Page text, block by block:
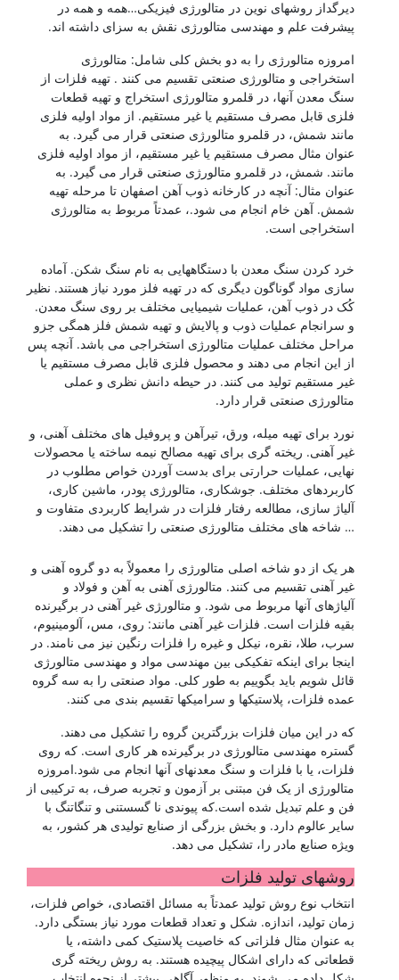
دیرگداز روشهای نوین در متالورژی فیزیکی…همه و همه در
پیشرفت علم و مهندسی متالورژی نقش به سزای داشته اند.
امروزه متالورژی را به دو بخش کلی شامل: متالورژی
استخراجی و متالورژی صنعتی تقسیم می کنند . تهیه فلزات از
سنگ معدن آنها، در قلمرو متالورژی استخراج و تهیه قطعات
فلزی قابل مصرف مستقیم یا غیر مستقیم. از مواد اولیه فلزی
مانند شمش، در قلمرو متالورژی صنعتی قرار می گیرد. به
عنوان مثال مصرف مستقیم یا غیر مستقیم، از مواد اولیه فلزی
مانند. شمش، در قلمرو متالورژی صنعتی قرار می گیرد. به
عنوان مثال: آنچه در کارخانه ذوب آهن اصفهان تا مرحله تهیه
شمش. آهن خام انجام می شود.، عمدتاً مربوط به متالورژی
استخراجی است.
خرد کردن سنگ معدن با دستگاههایی به نام سنگ شکن. آماده
سازی مواد گوناگون دیگری که در تهیه فلز مورد نیاز هستند. نظیر
کُک در ذوب آهن، عملیات شیمیایی مختلف بر روی سنگ معدن.
و سرانجام عملیات ذوب و پالایش و تهیه شمش فلز همگی جزو
مراحل مختلف عملیات متالورژی استخراجی می باشد. آنچه پس
از این انجام می دهند و محصول فلزی قابل مصرف مستقیم یا
غیر مستقیم تولید می کنند. در حیطه دانش نظری و عملی
متالورژی صنعتی قرار دارد.
نورد برای تهیه میله، ورق، تیرآهن و پروفیل های مختلف آهنی، و
غیر آهنی. ریخته گری برای تهیه مصالح نیمه ساخته یا محصولات
نهایی، عملیات حرارتی برای بدست آوردن خواص مطلوب در
کاربردهای مختلف. جوشکاری، متالورژی پودر، ماشین کاری،
آلیاژ سازی، مطالعه رفتار فلزات در شرایط کاربردی متفاوت و
… شاخه های مختلف متالورژی صنعتی را تشکیل می دهند.
هر یک از دو شاخه اصلی متالورژی را معمولاً به دو گروه آهنی و
غیر آهنی تقسیم می کنند. متالورژی آهنی به آهن و فولاد و
آلیاژهای آنها مربوط می شود. و متالورژی غیر آهنی در برگیرنده
بقیه فلزات است. فلزات غیر آهنی مانند: روی، مس، آلومینیوم،
سرب، طلا، نقره، نیکل و غیره را فلزات رنگین نیز می نامند. در
اینجا برای اینکه تفکیکی بین مهندسی مواد و مهندسی متالورژی
قائل شویم باید بگوییم به طور کلی. مواد صنعتی را به سه گروه
عمده فلزات، پلاستیکها و سرامیکها تقسیم بندی می کنند.
که در این میان فلزات بزرگترین گروه را تشکیل می دهند.
گستره مهندسی متالورژی در برگیرنده هر کاری است. که روی
فلزات، یا با فلزات و سنگ معدنهای آنها انجام می شود.امروزه
متالورژی از یک فن مبتنی بر آزمون و تجربه صرف، به ترکیبی از
فن و علم تبدیل شده است.که پیوندی نا گسستنی و تنگاتنگ با
سایر عالوم دارد. و بخش بزرگی از صنایع تولیدی هر کشور، به
ویژه صنایع مادر را، تشکیل می دهد.
روشهای تولید فلزات
انتخاب نوع روش تولید عمدتاً به مسائل اقتصادی، خواص فلزات،
زمان تولید، اندازه. شکل و تعداد قطعات مورد نیاز بستگی دارد.
به عنوان مثال فلزاتی که خاصیت پلاستیک کمی داشته، یا
قطعاتی که دارای اشکال پیچیده هستند. به روش ریخته گری